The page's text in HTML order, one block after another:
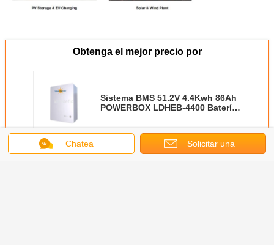
Obtenga el mejor precio por
Sistema BMS 51.2V 4.4Kwh 86Ah
POWERBOX LDHEB-4400 Batería
Chatea Solicitar una